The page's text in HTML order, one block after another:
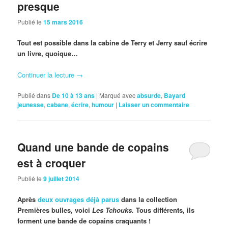
presque
Publié le15 mars 2016
Tout est possible dans la cabine de Terry et Jerry sauf écrire
un livre, quoique…
Continuer la lecture →
Publié dans De 10 à 13 ans | Marqué avecabsurde, Bayard
jeunesse,cabane,écrire,humour | Laisser un commentaire
Quand une bande de copains
est à croquer
Publié le9 juillet 2014
Aprèsdeux ouvrages déjà parus dans la collection
Premières bulles, voiciLes Tchouks. Tous différents, ils
forment une bande de copains craquants !